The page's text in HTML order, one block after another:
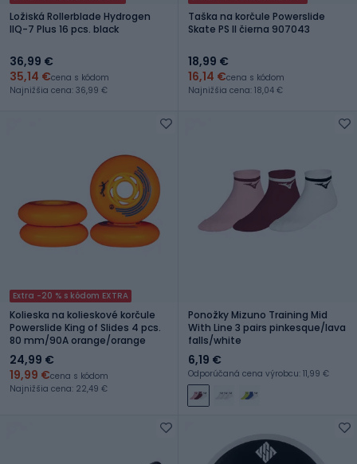
Ložiská Rollerblade Hydrogen
IlQ-7 Plus 16 pcs. black
36,99 €
35,14 €cena s kódom
Najnižšia cena: 36,99 €
Taška na korčule Powerslide
Skate PS II čierna 907043
18,99 €
16,14 €cena s kódom
Najnižšia cena: 18,04 €
Extra -20 % s kódom EXTRA
Kolieska na kolieskové korčule
Powerslide King of Slides 4 pcs.
80 mm/90A orange/orange
24,99 €
19,99 €cena s kódom
Najnižšia cena: 22,49 €
Ponožky Mizuno Training Mid
With Line 3 pairs pinkesque/lava
falls/white
6,19 €
Odporúčaná cena výrobcu: 11,99 €